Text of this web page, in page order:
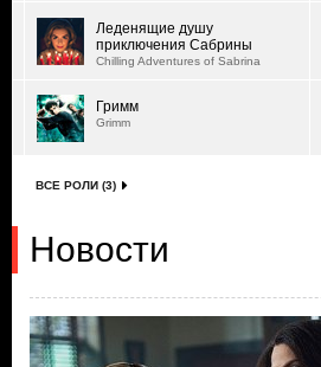
Леденящие душу
приключения Сабрины
Chilling Adventures of Sabrina
Гримм
Grimm
ВСЕ РОЛИ (3)
Новости